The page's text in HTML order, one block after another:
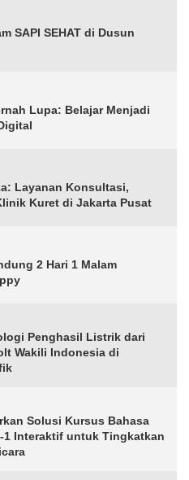
SAPI SEHAT di Dusun
Lupa: Belajar Menjadi
Layanan Konsultasi,
Kuret di Jakarta Pusat
2 Hari 1 Malam
Penghasil Listrik dari
Wakili Indonesia di
Solusi Kursus Bahasa
1 Interaktif untuk Tingkatkan